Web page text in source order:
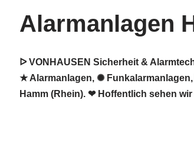
Alarmanlagen
ᐅ VONHAUSEN Sicherheit &
★ Alarmanlagen, ✺
Hamm (Rhein). ❤ Hoffentlich sehen